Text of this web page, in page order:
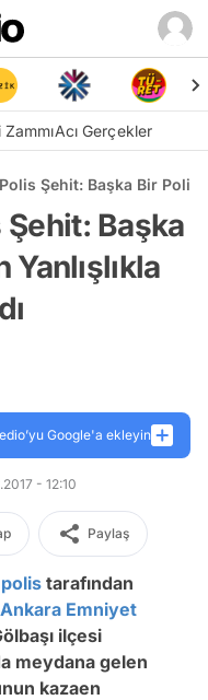
Acı Gerçekler
Şehit: Başka Bir Polis
Başka
Google'a ekleyin
- 12:10
Paylaş
polis tarafından
Ankara Emniyet
ilçesi
meydana gelen
kazaen